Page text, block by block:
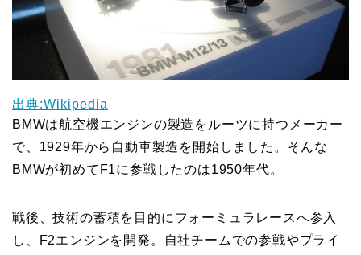
出典:Wikipedia
BMWは航空機エンジンの製造をルーツに持つメーカー
で、1929年から自動車製造を開始しました。そんな
BMWが初めてF1に参戦したのは1950年代。
戦後、技術の蓄積を目的にフォーミュラレースへ参入
し、F2エンジンを開発。自社チームでの参戦やプライ